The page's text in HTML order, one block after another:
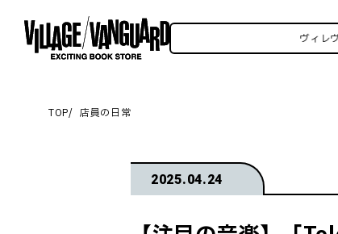
ンSNSいろいろはこちら！ ヴィレヴァン
TOP 店員の日常
2025.04.24